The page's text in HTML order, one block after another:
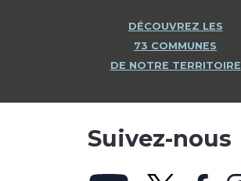
DÉCOUVREZ LES
73 COMMUNES
DE NOTRE TERRITOIRE
Suivez-nous